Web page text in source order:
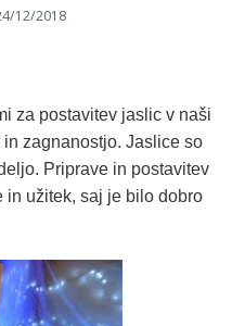
12/2018
za postavitev jaslic v naši
zagnanostjo. Jaslice so
Priprave in postavitev
užitek, saj je bilo dobro